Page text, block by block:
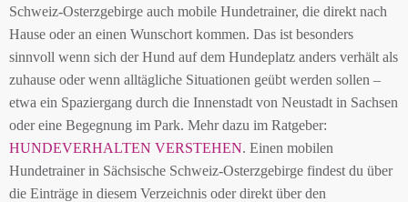
Schweiz-Osterzgebirge auch mobile Hundetrainer, die direkt nach
Hause oder an einen Wunschort kommen. Das ist besonders
sinnvoll wenn sich der Hund auf dem Hundeplatz anders verhält als
zuhause oder wenn alltägliche Situationen geübt werden sollen –
etwa ein Spaziergang durch die Innenstadt von Neustadt in Sachsen
oder eine Begegnung im Park. Mehr dazu im Ratgeber:
HUNDEVERHALTEN VERSTEHEN. Einen mobilen
Hundetrainer in Sächsische Schweiz-Osterzgebirge findest du über
die Einträge in diesem Verzeichnis oder direkt über den